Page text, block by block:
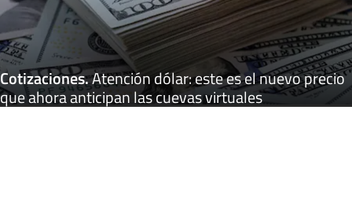
Cotizaciones.Atención dólar: este es el nuevo precio
que ahora anticipan las cuevas virtuales